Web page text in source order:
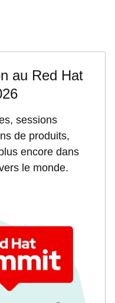
au Red Hat
sessions
de produits,
encore dans
le monde.